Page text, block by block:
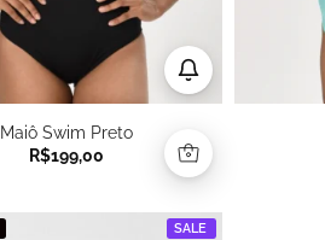
Maiô Swim Preto
R$199,00
SALE